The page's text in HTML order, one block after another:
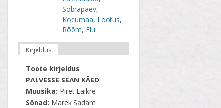
Sõbrapäev,
Kodumaa, Lootus,
Rõõm, Elu.
Kirjeldus
Toote kirjeldus
PALVESSE SEAN KÄED
Muusika: Piret Laikre
Sõnad: Marek Sadam